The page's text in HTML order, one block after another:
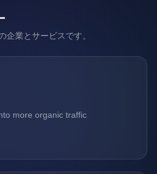
企業とサービスです。
more organic traffic